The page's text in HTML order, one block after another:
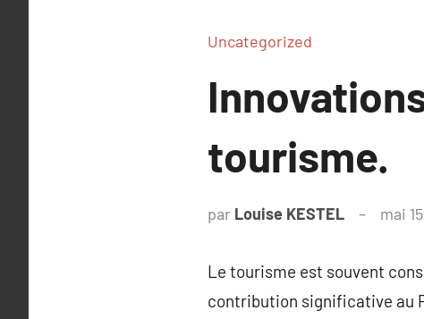
Uncategorized
tourisme.
par Louise KESTEL mai
Le tourisme est souvent
contribution significative au